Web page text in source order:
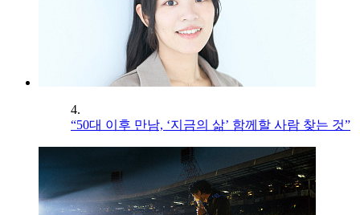
4.
“50대 이후 만남, ‘지금의 삶’ 함께할 사람 찾는 것”